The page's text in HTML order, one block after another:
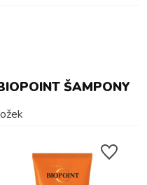
ŠAMPONY